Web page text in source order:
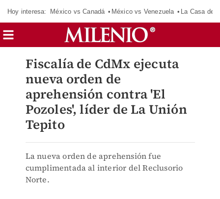
Hoy interesa: México vs Canadá México vs Venezuela La Casa de
Fiscalía de CdMx ejecuta
nueva orden de
aprehensión contra 'El
Pozoles', líder de La Unión
Tepito
La nueva orden de aprehensión fue
cumplimentada al interior del Reclusorio
Norte.